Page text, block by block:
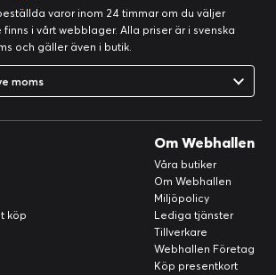
varor inom 24 timmar om du väljer
i vårt webblager. Alla priser är i svenska
och gäller även i butik.
moms
köp
Om Webhallen
Våra butiker
Om Webhallen
Miljöpolicy
Lediga tjänster
Tillverkare
Webhallen Företag
Köp presentkort